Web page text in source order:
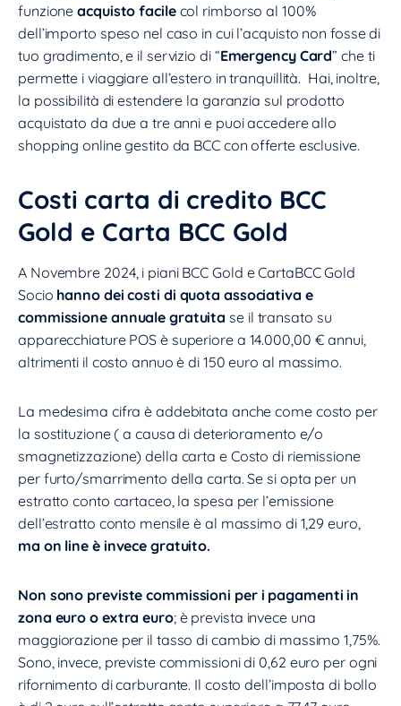
funzioneacquisto facilecol rimborso al 100%
dell’importo speso nel caso in cui l’acquisto non fosse di
tuo gradimento, e il servizio di “Emergency Card” che ti
permette i viaggiare all’estero in tranquillità. Hai, inoltre,
la possibilità di estendere la garanzia sul prodotto
acquistato da due a tre anni e puoi accedere allo
shopping online gestito da BCC con offerte esclusive.
Costi carta di credito BCC
Gold e Carta BCC Gold
A Novembre 2024, i piani BCC Gold e CartaBCC Gold
Socio hanno dei costi di quota associativa e
commissione annuale gratuita se il transato su
apparecchiature POS è superiore a 14.000,00 € annui,
altrimenti il costo annuo è di 150 euro al massimo.
La medesima cifra è addebitata anche come costo per
la sostituzione ( a causa di deterioramento e/o
smagnetizzazione) della carta e Costo di riemissione
per furto/smarrimento della carta. Se si opta per un
estratto conto cartaceo, la spesa per l’emissione
dell’estratto conto mensile è al massimo di 1,29 euro,
ma on line è invece gratuito.
Non sono previste commissioni per i pagamenti in
zona euro o extra euro; è prevista invece una
maggiorazione per il tasso di cambio di massimo 1,75%.
Sono, invece, previste commissioni di 0,62 euro per ogni
rifornimento di carburante. Il costo dell’imposta di bollo